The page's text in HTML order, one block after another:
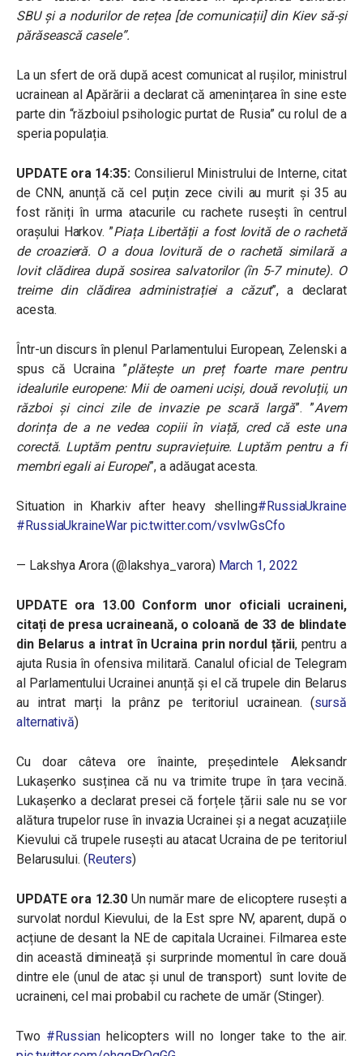
SBU și a nodurilor de rețea [de comunicații] din Kiev să-și
părăsească casele”.
La un sfert de oră după acest comunicat al rușilor, ministrul
ucrainean al Apărării a declarat că amenințarea în sine este
parte din “războiul psihologic purtat de Rusia” cu rolul de a
speria populația.
UPDATE ora 14:35: Consilierul Ministrului de Interne, citat
de CNN, anunță că cel puțin zece civili au murit și 35 au
fost răniți în urma atacurile cu rachete rusești în centrul
orașului Harkov. ”Piața Libertății a fost lovită de o rachetă
de croazieră. O a doua lovitură de o rachetă similară a
lovit clădirea după sosirea salvatorilor (în 5-7 minute). O
treime din clădirea administrației a căzut”, a declarat
acesta.
Într-un discurs în plenul Parlamentului European, Zelenski a
spus că Ucraina ”plătește un preț foarte mare pentru
idealurile europene: Mii de oameni uciși, două revoluții, un
război și cinci zile de invazie pe scară largă”. ”Avem
dorința de a ne vedea copiii în viață, cred că este una
corectă. Luptăm pentru supraviețuire. Luptăm pentru a fi
membri egali ai Europei”, a adăugat acesta.
Situation in Kharkiv after heavy shelling#RussiaUkraine
#RussiaUkraineWar pic.twitter.com/vsvlwGsCfo
— Lakshya Arora (@lakshya_varora) March 1, 2022
UPDATE ora 13.00 Conform unor oficiali ucraineni,
citați de presa ucraineană, o coloană de 33 de blindate
din Belarus a intrat în Ucraina prin nordul țării, pentru a
ajuta Rusia în ofensiva militară. Canalul oficial de Telegram
al Parlamentului Ucrainei anunță și el că trupele din Belarus
au intrat marți la prânz pe teritoriul ucrainean. (sursă
alternativă)
Cu doar câteva ore înainte, președintele Aleksandr
Lukașenko susținea că nu va trimite trupe în țara vecină.
Lukașenko a declarat presei că forțele țării sale nu se vor
alătura trupelor ruse în invazia Ucrainei și a negat acuzațiile
Kievului că trupele rusești au atacat Ucraina de pe teritoriul
Belarusului. (Reuters)
UPDATE ora 12.30 Un număr mare de elicoptere rusești a
survolat nordul Kievului, de la Est spre NV, aparent, după o
acțiune de desant la NE de capitala Ucrainei. Filmarea este
din această dimineață și surprinde momentul în care două
dintre ele (unul de atac și unul de transport) sunt lovite de
ucraineni, cel mai probabil cu rachete de umăr (Stinger).
Two #Russianhelicopters will no longer take to the air.